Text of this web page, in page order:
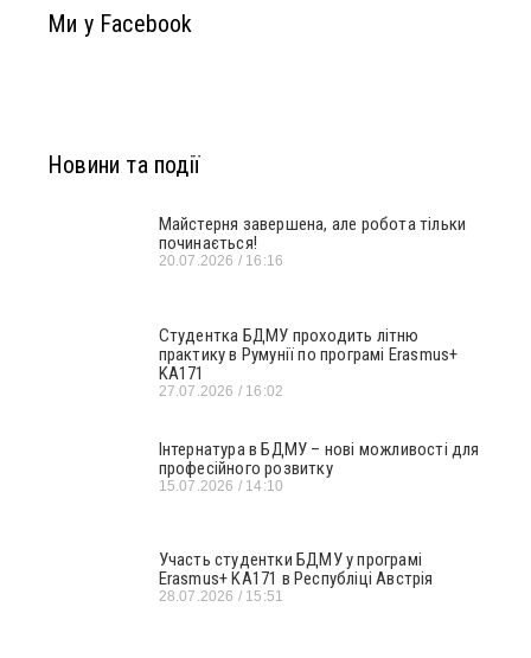
Ми у Facebook
Новини та події
Майстерня завершена, але робота тільки
починається!
20.07.2026 16:16
Студентка БДМУ проходить літню
практику в Румунії по програмі Erasmus+
KA171
27.07.2026 16:02
Інтернатура в БДМУ – нові можливості для
професійного розвитку
15.07.2026 14:10
Участь студентки БДМУ у програмі
Erasmus+ KA171 в Республіці Австрія
28.07.2026 15:51